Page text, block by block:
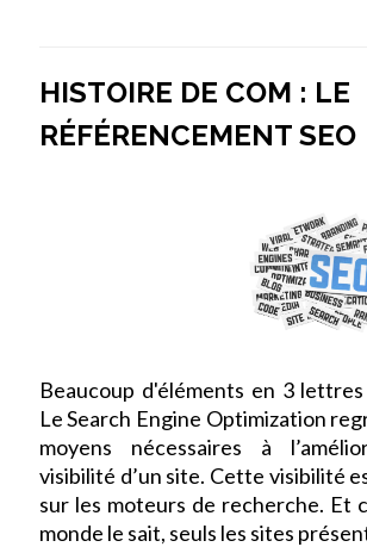
HISTOIRE DE COM : LE
RÉFÉRENCEMENT SEO
Beaucoup d'éléments en 3
Le Search Engine Optimization
moyens nécessaires à
visibilité d’un site. Cette visibilité
sur les moteurs de recherche. Et
monde le sait, seuls les sites